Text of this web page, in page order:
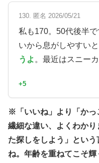
130. 匿名 2026/05/21
私も170。50代後半
いから息がしやすいと
うよ 。最近はスニー
+5
※「いいね」より「か
繊細な違い、よくわか
た探しをしよう」とい
ね。年齢を重ねてこそ